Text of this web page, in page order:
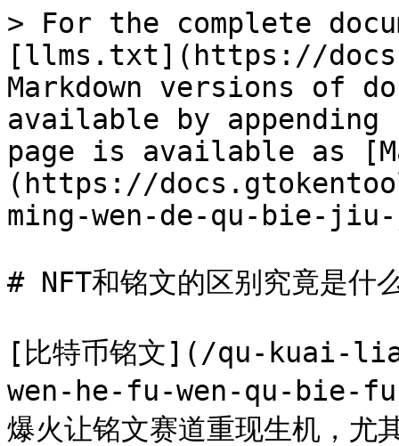
> For the complete
[llms.txt](https://
Markdown versions of
available by
page is available as
(https://
ming-wen-de-qu-bie-
# NFT和铭文的区别究竟是什
[比特币铭文](/qu-kuai-
wen-he-fu-wen-qu-bie-
爆火让铭文赛道重现生机，